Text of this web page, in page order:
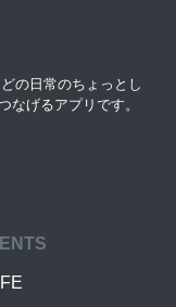
の日常のちょっとし
なげるアプリです。